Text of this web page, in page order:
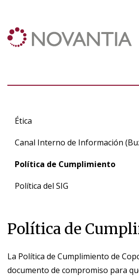
Ética
Canal Interno de Información
Política de Cumplimiento
Política del SIG
Política de
La Política de Cumplimiento de
documento de compromiso para